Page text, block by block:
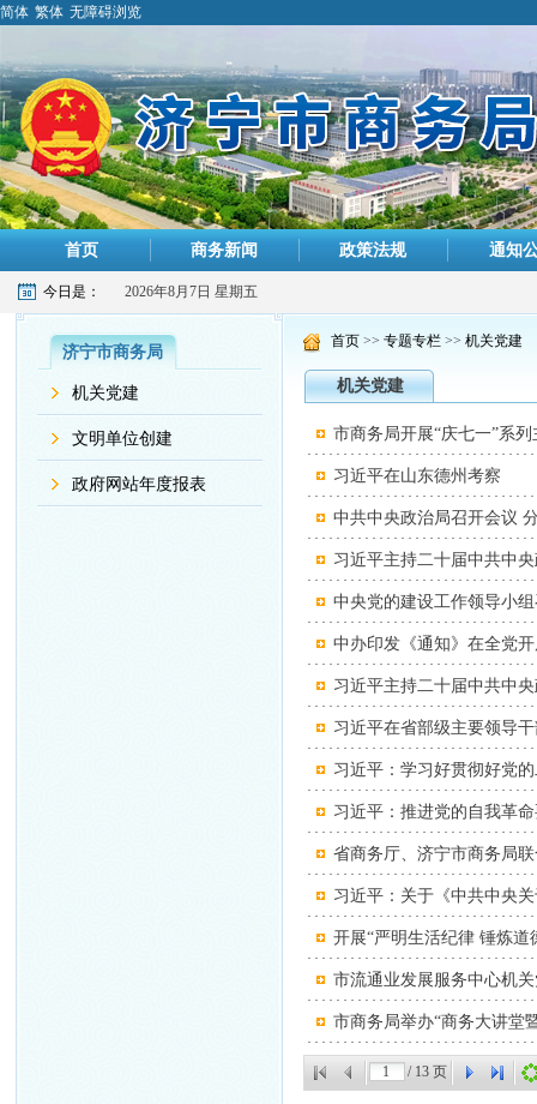
简体 繁体 无障碍浏览
首页 商务新闻 政策法规 通知
今日是： 2026年8月7日 星期五
济宁市商务局
机关党建
文明单位创建
政府网站年度报表
首页 >> 专题专栏 >> 机关党建
机关党建
市商务局开展“庆七一”系
习近平在山东德州考察
中共中央政治局召开会议
习近平主持二十届中共中
中央党的建设工作领导小
中办印发《通知》在全党
习近平主持二十届中共中
习近平在省部级主要领导
习近平：学习好贯彻好党
习近平：推进党的自我革
省商务厅、济宁市商务局
习近平：关于《中共中央
开展“严明生活纪律 锤炼道
市流通业发展服务中心机
市商务局举办“商务大讲堂
/ 13 页